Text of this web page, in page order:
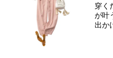
穿く
が叶
出か